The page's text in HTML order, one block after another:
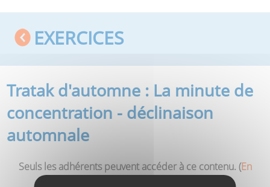
EXERCICES
Tratak d'automne : La minute de
concentration - déclinaison
automnale
Seuls les adhérents peuvent accéder à ce contenu. (En
savoir plus
Connectez-vous